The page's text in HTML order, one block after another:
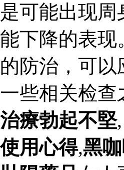
是可能出现
能下降的表
的防治，可
一些相关检
治療勃起不堅,
使用心得,黑